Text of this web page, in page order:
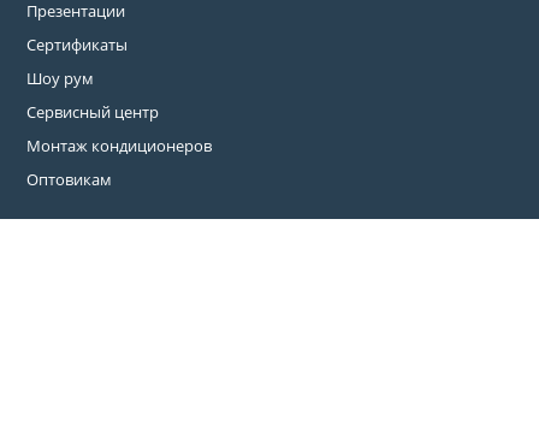
Презентации
Сертификаты
Шоу рум
Сервисный центр
Монтаж кондиционеров
Оптовикам